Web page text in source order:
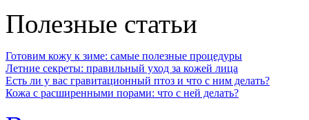
Полезные статьи
Готовим кожу к зиме: самые полезные процедуры
Летние секреты: правильный уход за кожей лица
Есть ли у вас гравитационный птоз и что с ним делать?
Кожа с расширенными порами: что с ней делать?